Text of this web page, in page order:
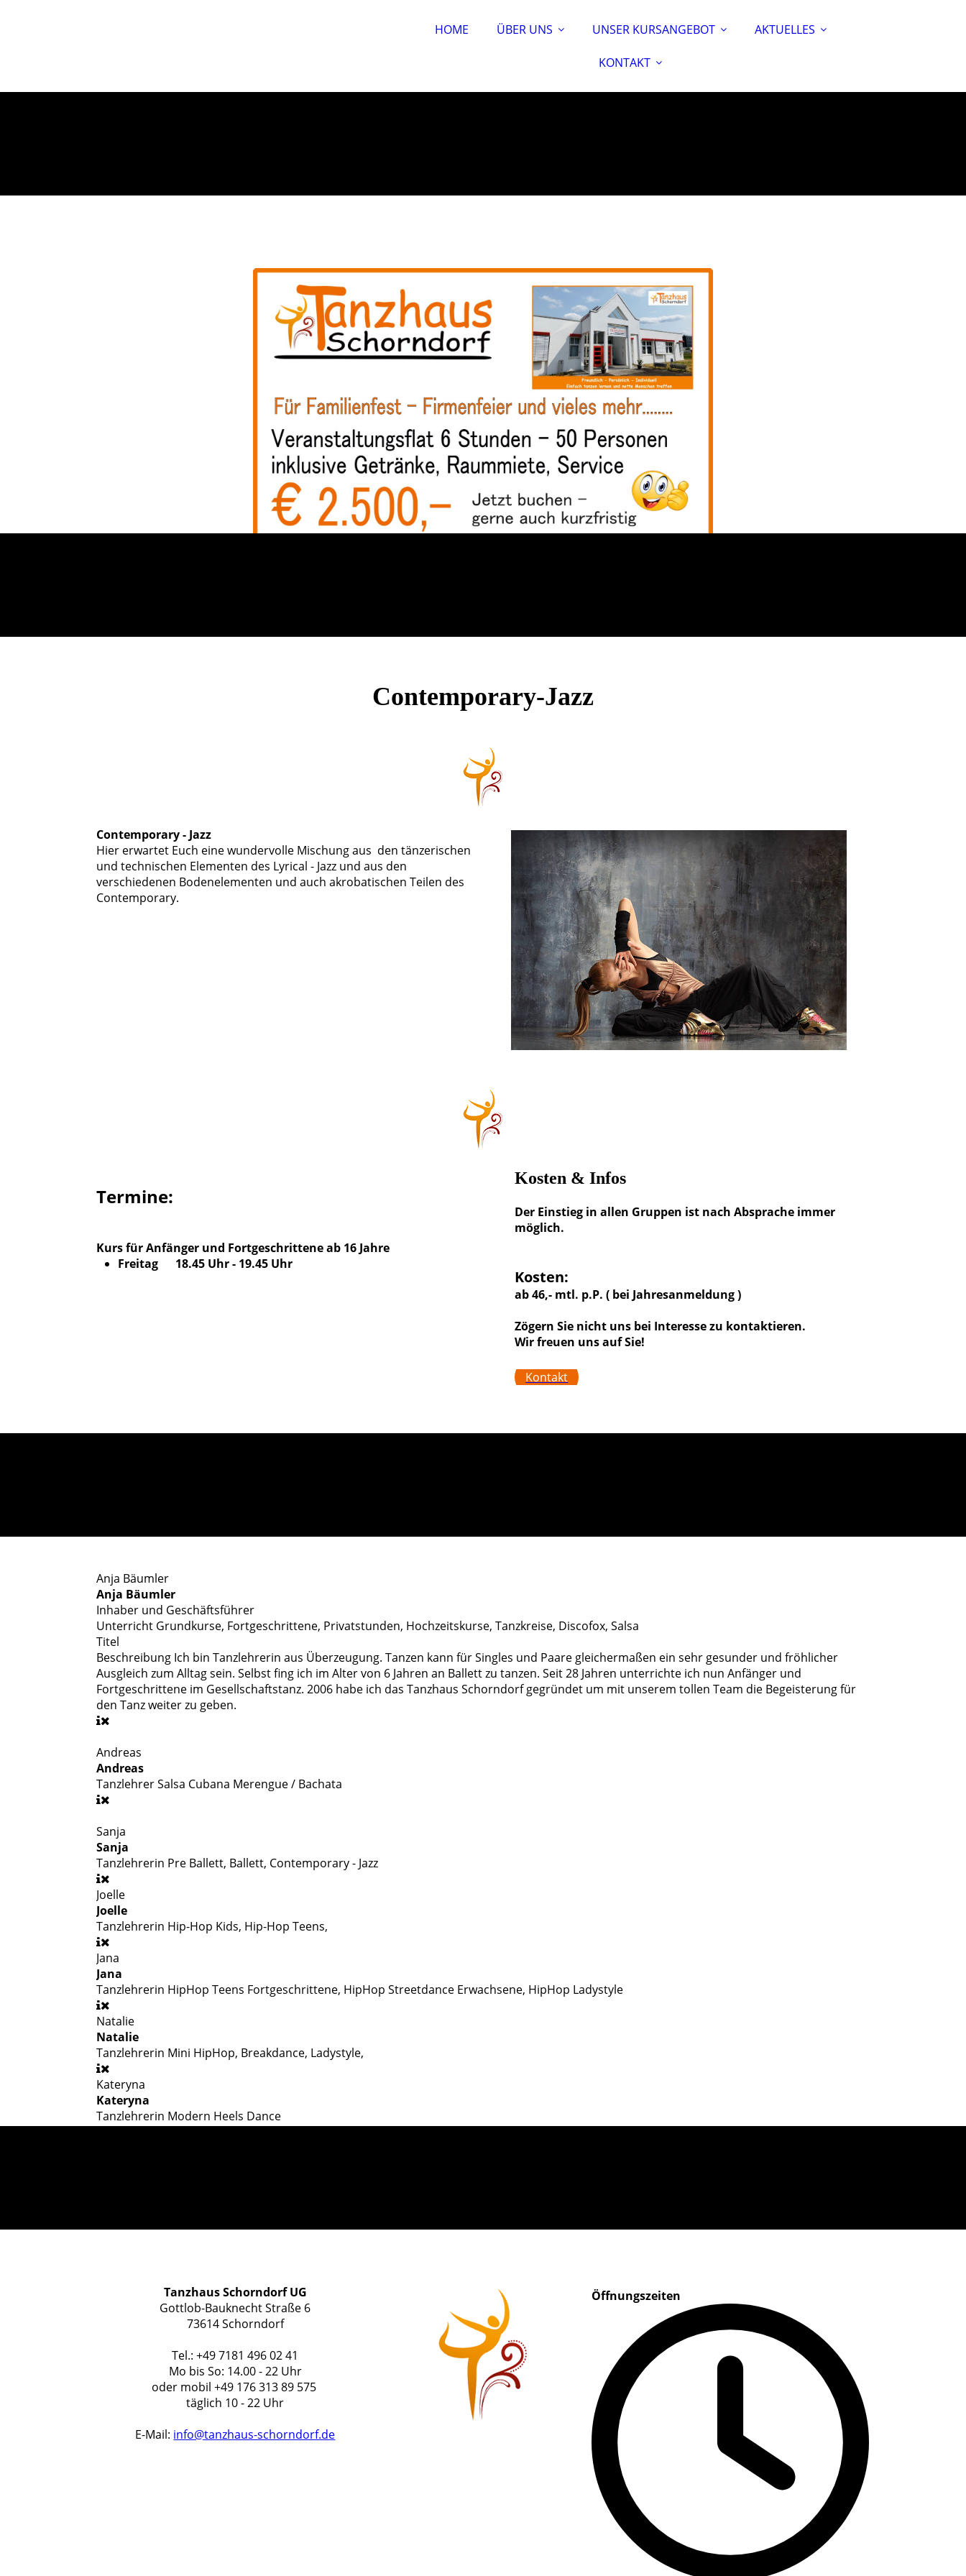
HOME ÜBER UNS UNSER KURSANGEBOT AKTUELLES
KONTAKT
Contemporary-Jazz
Contemporary - Jazz
Hier erwartet Euch eine wundervolle Mischung aus den tänzerischen
und technischen Elementen des Lyrical - Jazz und aus den
verschiedenen Bodenelementen und auch akrobatischen Teilen des
Contemporary.
Termine:
Kurs für Anfänger und Fortgeschrittene ab 16 Jahre
Freitag 18.45 Uhr - 19.45 Uhr
Kosten & Infos
Der Einstieg in allen Gruppen ist nach Absprache immer
möglich.
Kosten:
ab 46,- mtl. p.P. ( bei Jahresanmeldung )
Zögern Sie nicht uns bei Interesse zu kontaktieren.
Wir freuen uns auf Sie!
Kontakt
Anja Bäumler
Anja Bäumler
Inhaber und Geschäftsführer
Unterricht Grundkurse, Fortgeschrittene, Privatstunden, Hochzeitskurse, Tanzkreise, Discofox, Salsa
Titel
Beschreibung Ich bin Tanzlehrerin aus Überzeugung. Tanzen kann für Singles und Paare gleichermaßen ein sehr gesunder und fröhlicher
Ausgleich zum Alltag sein. Selbst fing ich im Alter von 6 Jahren an Ballett zu tanzen. Seit 28 Jahren unterrichte ich nun Anfänger und
Fortgeschrittene im Gesellschaftstanz. 2006 habe ich das Tanzhaus Schorndorf gegründet um mit unserem tollen Team die Begeisterung für
den Tanz weiter zu geben.
Andreas
Andreas
TanzlehrerSalsa Cubana Merengue / Bachata
Sanja
Sanja
Tanzlehrerin Pre Ballett, Ballett, Contemporary - Jazz
Joelle
Joelle
Tanzlehrerin Hip-Hop Kids, Hip-Hop Teens,
Jana
Jana
Tanzlehrerin HipHop Teens Fortgeschrittene, HipHop Streetdance Erwachsene, HipHop Ladystyle
Natalie
Natalie
Tanzlehrerin Mini HipHop, Breakdance, Ladystyle,
Kateryna
Kateryna
Tanzlehrerin Modern Heels Dance
Tanzhaus Schorndorf UG
Gottlob-Bauknecht Straße 6
73614 Schorndorf
Tel.: +49 7181 496 02 41
Mo bis So: 14.00 - 22 Uhr
oder mobil +49 176 313 89 575
täglich 10 - 22 Uhr
E-Mail: info@tanzhaus-schorndorf.de
Öffnungszeiten